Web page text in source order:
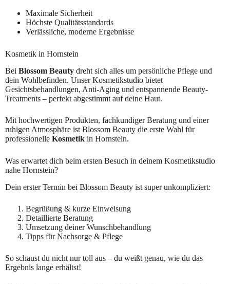
Maximale Sicherheit
Höchste Qualitätsstandards
Verlässliche, moderne Ergebnisse
Kosmetik in Hornstein
Bei Blossom Beauty dreht sich alles um persönliche Pflege und
dein Wohlbefinden. Unser Kosmetikstudio bietet
Gesichtsbehandlungen, Anti-Aging und entspannende Beauty-
Treatments – perfekt abgestimmt auf deine Haut.
Mit hochwertigen Produkten, fachkundiger Beratung und einer
ruhigen Atmosphäre ist Blossom Beauty die erste Wahl für
professionelle Kosmetik in Hornstein.
Was erwartet dich beim ersten Besuch in deinem Kosmetikstudio
nahe Hornstein?
Dein erster Termin bei Blossom Beauty ist super unkompliziert:
Begrüßung & kurze Einweisung
Detaillierte Beratung
Umsetzung deiner Wunschbehandlung
Tipps für Nachsorge & Pflege
So schaust du nicht nur toll aus – du weißt genau, wie du das
Ergebnis lange erhältst!